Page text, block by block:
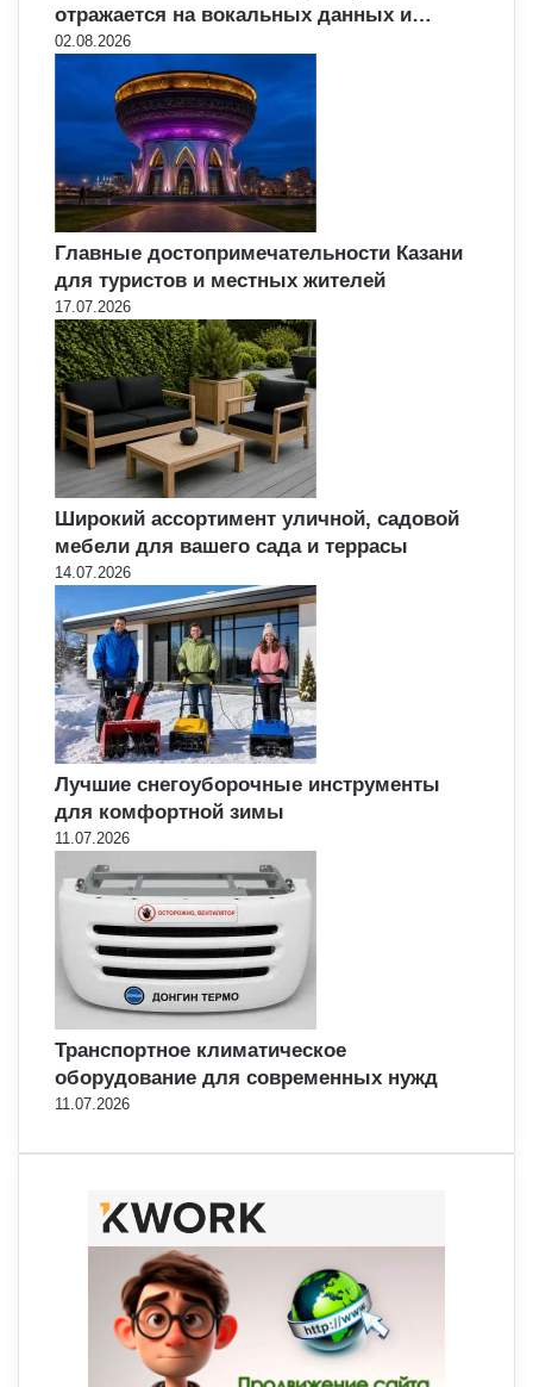
отражается на вокальных данных и…
02.08.2026
Главные достопримечательности Казани
для туристов и местных жителей
17.07.2026
Широкий ассортимент уличной, садовой
мебели для вашего сада и террасы
14.07.2026
Лучшие снегоуборочные инструменты
для комфортной зимы
11.07.2026
Транспортное климатическое
оборудование для современных нужд
11.07.2026